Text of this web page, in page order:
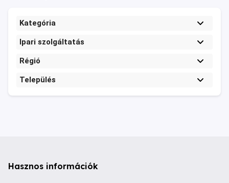
Kategória
Ipari szolgáltatás
Régió
Település
Hasznos információk